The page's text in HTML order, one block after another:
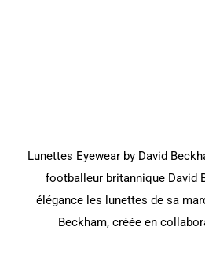
Lunettes Eyewear by David
footballeur britannique David
élégance les lunettes de sa
Beckham, créée en